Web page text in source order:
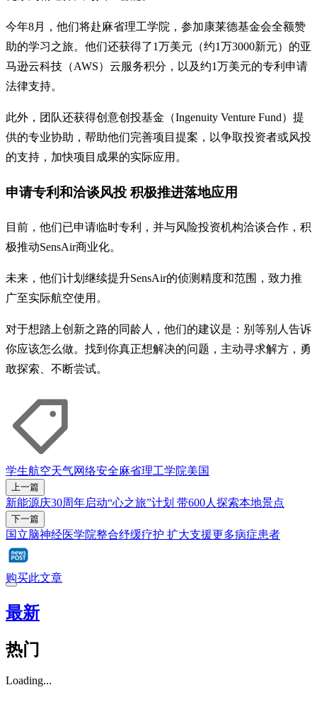
今年8月，他们将赴麻省理工学院，参加康莱德基金会全额赞
助的学习之旅。他们还获得了1万美元（约1万3000新元）的亚
马逊云科技（AWS）云服务积分，以及约1万美元的专利申请
法律支持。
此外，团队还获得创意创投基金（Ingenuity Venture Fund）提
供的专业协助，帮助他们完善项目提案，以争取投资者或风投
的支持，加快项目成果的实际应用。
申请专利和洽谈风投 积极推进落地应用
目前，他们已申请临时专利，并与风险投资机构洽谈合作，积
极推动SensAir商业化。
未来，他们计划继续提升SensAir的侦测精度和范围，致力推
广至实际航空使用。
对于想踏上创新之路的同龄人，他们的建议是：别等别人告诉
你应该怎么做。找到你真正想解决的问题，主动寻求解方，勇
敢探索、不断尝试。
学生航空天气网络安全麻省理工学院美国
上一篇
新能源庆30周年启动“心之旅”计划 带600人探索本地景点
下一篇
国立脑神经医学院整合纾缓疗护 扩大支援更多病症患者
购买此文章
最新
热门
Loading...